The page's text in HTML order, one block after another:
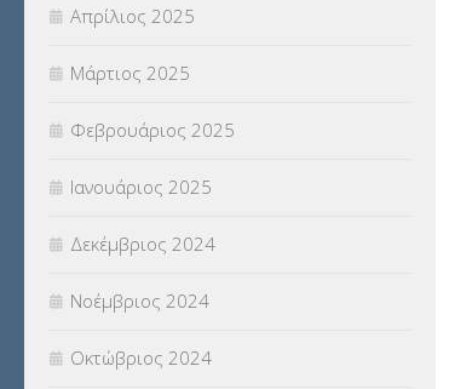
Απρίλιος 2025
Μάρτιος 2025
Φεβρουάριος 2025
Ιανουάριος 2025
Δεκέμβριος 2024
Νοέμβριος 2024
Οκτώβριος 2024